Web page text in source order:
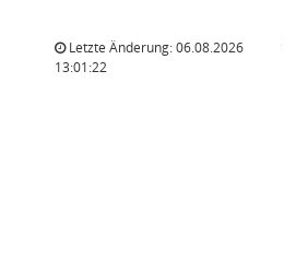
Letzte Änderung: 06.08.2026
13:01:22